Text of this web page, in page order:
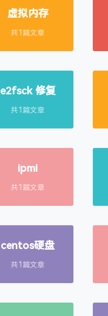
虚拟内存
共1篇文章
e2fsck 修复
共1篇文章
ipmi
共1篇文章
centos硬盘
共1篇文章